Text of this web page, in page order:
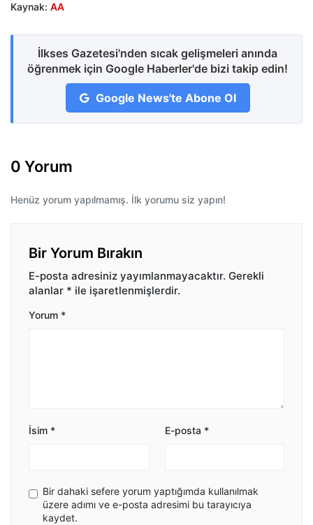
Kaynak: AA
İlkses Gazetesi'nden sıcak gelişmeleri anında
öğrenmek için Google Haberler'de bizi takip edin!
Google News'te Abone Ol
0 Yorum
Henüz yorum yapılmamış. İlk yorumu siz yapın!
Bir Yorum Bırakın
E-posta adresiniz yayımlanmayacaktır. Gerekli
alanlar * ile işaretlenmişlerdir.
Yorum *
İsim * E-posta *
Bir dahaki sefere yorum yaptığımda kullanılmak
üzere adımı ve e-posta adresimi bu tarayıcıya
kaydet.